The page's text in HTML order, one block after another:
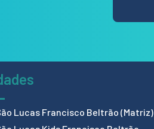
Lucas Francisco Beltrão (Matriz)